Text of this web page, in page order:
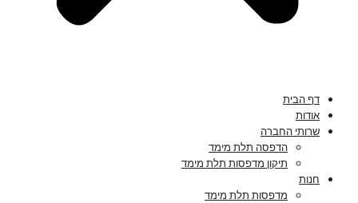
דף הבית
אודות
שרותי החברה
הדפסה תלת מימד
תיקון מדפסות תלת מימד
חנות
מדפסות תלת מימד